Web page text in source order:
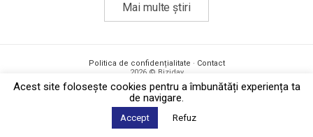
Mai multe știri
Politica de confidențialitate · Contact
2026 © Biziday
Acest site foloseşte cookies pentru a îmbunătăți experiența ta
de navigare.
Accept Refuz